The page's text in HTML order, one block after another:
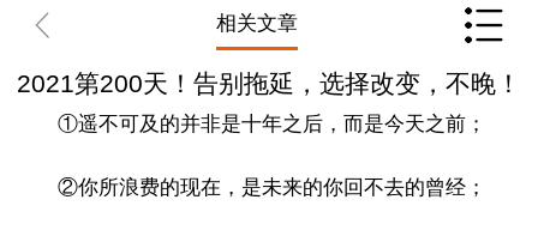
相关文章
2021第200天！告别拖延，选择改变，不晚！
①遥不可及的并非是十年之后，而是今天之前；
②你所浪费的现在，是未来的你回不去的曾经；